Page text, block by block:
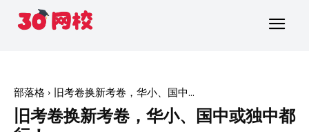
部落格 旧考卷换新考卷，华小、国中...
旧考卷换新考卷，华小、国中或独中都